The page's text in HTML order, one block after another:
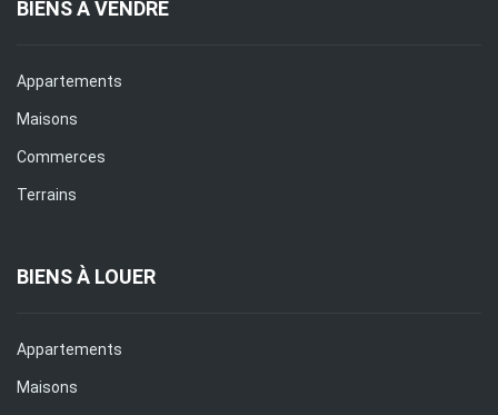
BIENS À VENDRE
Appartements
Maisons
Commerces
Terrains
BIENS À LOUER
Appartements
Maisons